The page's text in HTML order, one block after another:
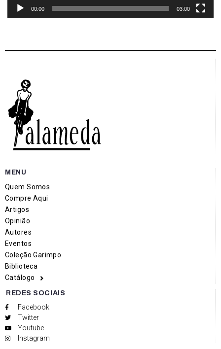
00:00 03:00
MENU
Quem Somos
Compre Aqui
Artigos
Opinião
Autores
Eventos
Coleção Garimpo
Biblioteca
Catálogo
REDES SOCIAIS
Facebook
Twitter
Youtube
Instagram